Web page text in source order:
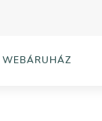
WEBÁRUHÁZ